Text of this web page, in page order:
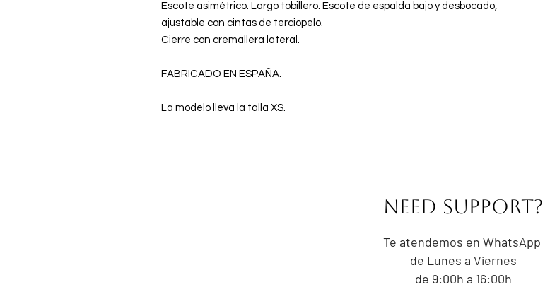
Escote asimétrico. Largo tobillero. Escote de espalda bajo y desbocado,
ajustable con cintas de terciopelo.
Cierre con cremallera lateral.
FABRICADO EN ESPAÑA.
La modelo lleva la talla XS.
NEED Support?
Te atendemos en WhatsApp
de Lunes a Viernes
de 9:00h a 16:00h